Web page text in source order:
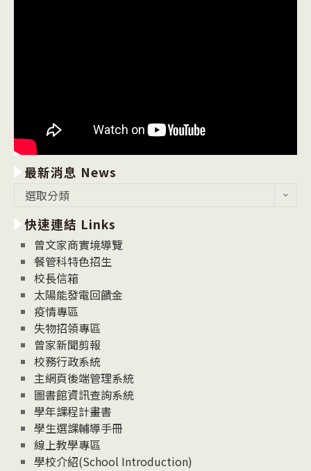
最新消息 News
消
息
News
選取分類
快速連結 Links
曾文家商實境導覽
餐管科特色招生
校長信箱
太陽能發電回饋金
疫情專區
失物招領專區
曾家新聞剪報
校務行政系統
主網頁後端管理系統
圖書館資訊查詢系統
學年課程計畫書
學生選課輔導手冊
線上教學專區
學校介紹(School Introduction)